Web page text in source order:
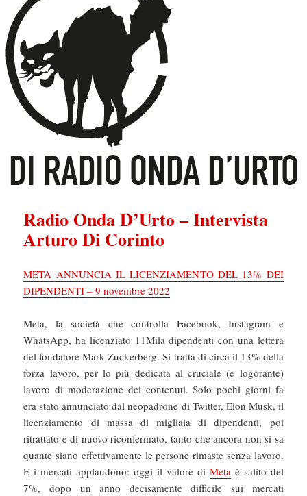
Radio Onda D’Urto – Intervista
Arturo Di Corinto
META ANNUNCIA IL LICENZIAMENTO DEL 13% DEI
DIPENDENTI – 9 novembre 2022
Meta, la società che controlla Facebook, Instagram e
WhatsApp, ha licenziato 11Mila dipendenti con una lettera
del fondatore Mark Zuckerberg. Si tratta di circa il 13% della
forza lavoro, per lo più dedicata al cruciale (e logorante)
lavoro di moderazione dei contenuti. Solo pochi giorni fa
era stato annunciato dal neopadrone di Twitter, Elon Musk, il
licenziamento di massa di migliaia di dipendenti, poi
ritrattato e di nuovo riconfermato, tanto che ancora non si sa
quante siano effettivamente le persone rimaste senza lavoro.
E i mercati applaudono: oggi il valore di Metaè salito del
7%, dopo un anno decisamente difficile sui mercati